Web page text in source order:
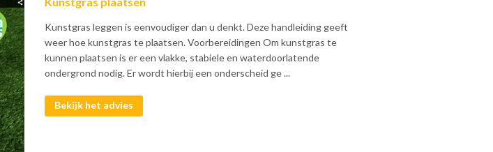
Kunstgras leggen is eenvoudiger dan u denkt. Deze handleiding geeft
weer hoe kunstgras te plaatsen. Voorbereidingen Om kunstgras te
kunnen plaatsen is er een vlakke, stabiele en waterdoorlatende
ondergrond nodig. Er wordt hierbij een onderscheid ge ...
Bekijk het advies